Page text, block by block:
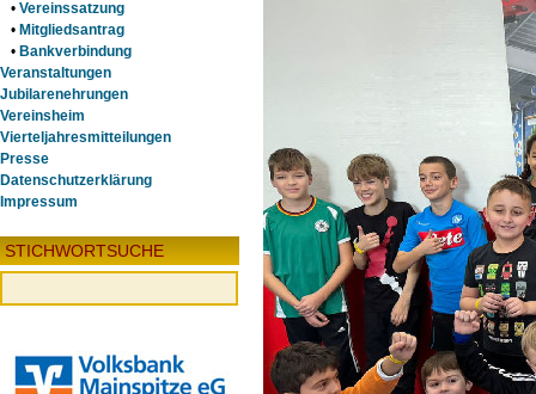
• Vereinssatzung
• Mitgliedsantrag
• Bankverbindung
Veranstaltungen
Jubilarenehrungen
Vereinsheim
Vierteljahresmitteilungen
Presse
Datenschutzerklärung
Impressum
STICHWORTSUCHE